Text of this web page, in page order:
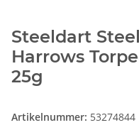
Steeldart
Harrows
25g
Artikelnummer: 53274844